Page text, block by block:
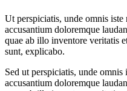
Ut perspiciatis, unde omnis
accusantium doloremque
quae ab illo inventore veritatis
sunt, explicabo.
Sed ut perspiciatis, unde
accusantium doloremque